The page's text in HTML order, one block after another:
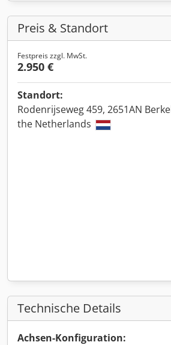
Preis & Standort
Festpreis zzgl. MwSt.
2.950 €
Standort:
Rodenrijseweg 459, 2651AN
the Netherlands
Technische Details
Achsen-Konfiguration: